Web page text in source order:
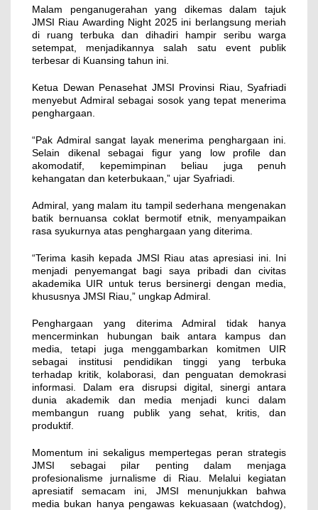
Malam penganugerahan yang dikemas dalam tajuk
JMSI Riau Awarding Night 2025 ini berlangsung meriah
di ruang terbuka dan dihadiri hampir seribu warga
setempat, menjadikannya salah satu event publik
terbesar di Kuansing tahun ini.
Ketua Dewan Penasehat JMSI Provinsi Riau, Syafriadi
menyebut Admiral sebagai sosok yang tepat menerima
penghargaan.
“Pak Admiral sangat layak menerima penghargaan ini.
Selain dikenal sebagai figur yang low profile dan
akomodatif, kepemimpinan beliau juga penuh
kehangatan dan keterbukaan,” ujar Syafriadi.
Admiral, yang malam itu tampil sederhana mengenakan
batik bernuansa coklat bermotif etnik, menyampaikan
rasa syukurnya atas penghargaan yang diterima.
“Terima kasih kepada JMSI Riau atas apresiasi ini. Ini
menjadi penyemangat bagi saya pribadi dan civitas
akademika UIR untuk terus bersinergi dengan media,
khususnya JMSI Riau,” ungkap Admiral.
Penghargaan yang diterima Admiral tidak hanya
mencerminkan hubungan baik antara kampus dan
media, tetapi juga menggambarkan komitmen UIR
sebagai institusi pendidikan tinggi yang terbuka
terhadap kritik, kolaborasi, dan penguatan demokrasi
informasi. Dalam era disrupsi digital, sinergi antara
dunia akademik dan media menjadi kunci dalam
membangun ruang publik yang sehat, kritis, dan
produktif.
Momentum ini sekaligus mempertegas peran strategis
JMSI sebagai pilar penting dalam menjaga
profesionalisme jurnalisme di Riau. Melalui kegiatan
apresiatif semacam ini, JMSI menunjukkan bahwa
media bukan hanya pengawas kekuasaan (watchdog),